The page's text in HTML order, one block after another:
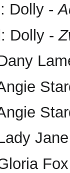
Dolly -
Dolly -